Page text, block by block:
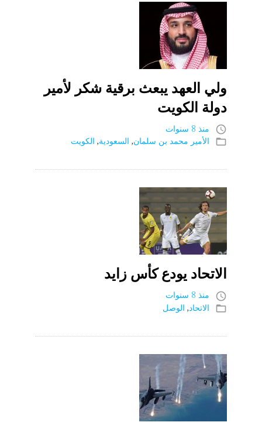
سبتمبر
2018
ولي العهد يبعث برقية شكر لأمير
دولة الكويت
access_time منذ 8 سنوات
folder_open الأمير محمد بن سلمان, السعودية, الكويت
الاتحاد يودع كأس زايد
access_time منذ 8 سنوات
folder_open الاتحاد, الوصل